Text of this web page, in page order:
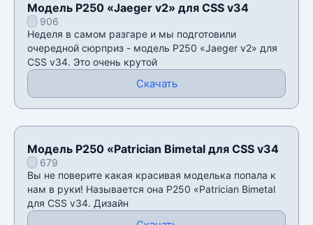
Модель P250 «Jaeger v2» для CSS v34
906
Неделя в самом разгаре и мы подготовили
очередной сюрприз - модель P250 «Jaeger v2» для
CSS v34. Это очень крутой
Скачать
Модель P250 «Patrician Bimetal для CSS v34
679
Вы не поверите какая красивая моделька попала к
нам в руки! Называется она P250 «Patrician Bimetal
для CSS v34. Дизайн